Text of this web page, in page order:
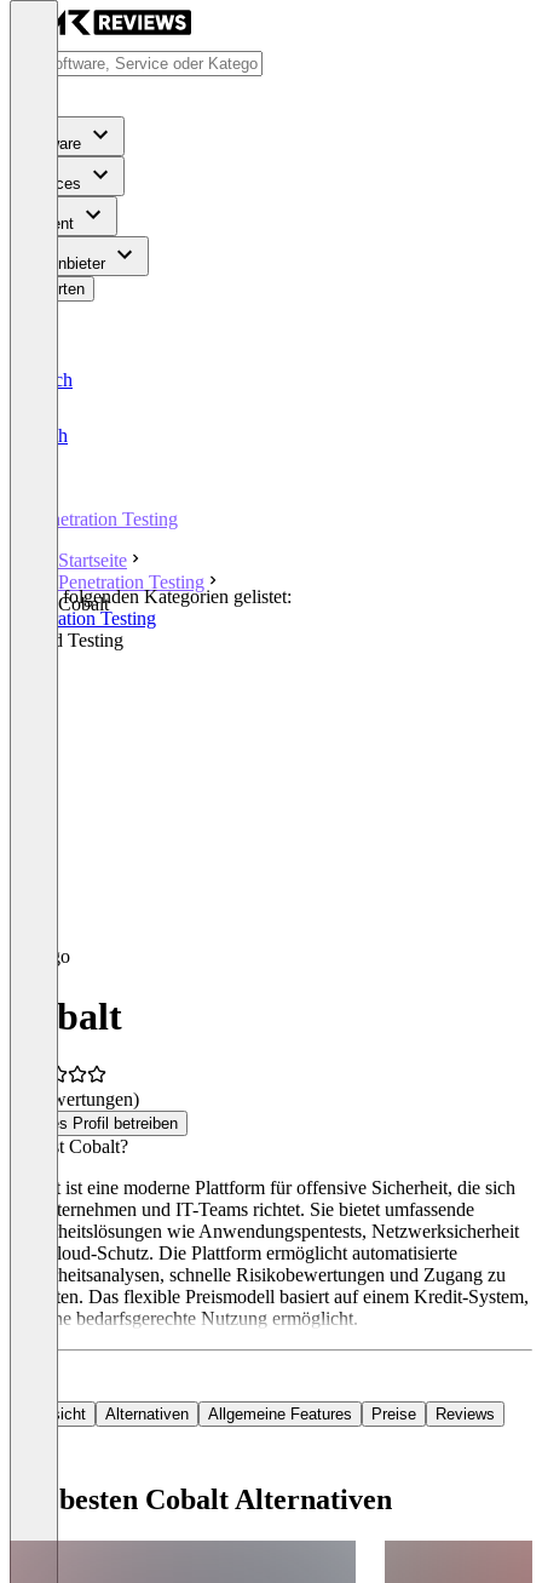
Software
Services
Content
Für Anbieter
Bewerten
Deutsch
English
Penetration Testing
Startseite
Penetration Testing
Cobalt
In den folgenden Kategorien gelistet:
Penetration Testing
Crowd Testing
Cobalt
(0 Bewertungen)
Dieses Profil betreiben
Was ist Cobalt?
Cobalt ist eine moderne Plattform für offensive Sicherheit, die sich
an Unternehmen und IT-Teams richtet. Sie bietet umfassende
Sicherheitslösungen wie Anwendungspentests, Netzwerksicherheit
und Cloud-Schutz. Die Plattform ermöglicht automatisierte
Sicherheitsanalysen, schnelle Risikobewertungen und Zugang zu
Experten. Das flexible Preismodell basiert auf einem Kredit-System,
das eine bedarfsgerechte Nutzung ermöglicht.
Übersicht Alternativen Allgemeine Features Preise Reviews
Die besten Cobalt Alternativen